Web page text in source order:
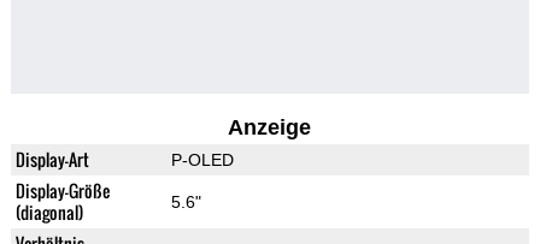
Anzeige
Display-Art P-OLED
Display-Größe
(diagonal)
5.6"